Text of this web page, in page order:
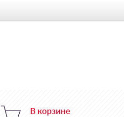
В корзине